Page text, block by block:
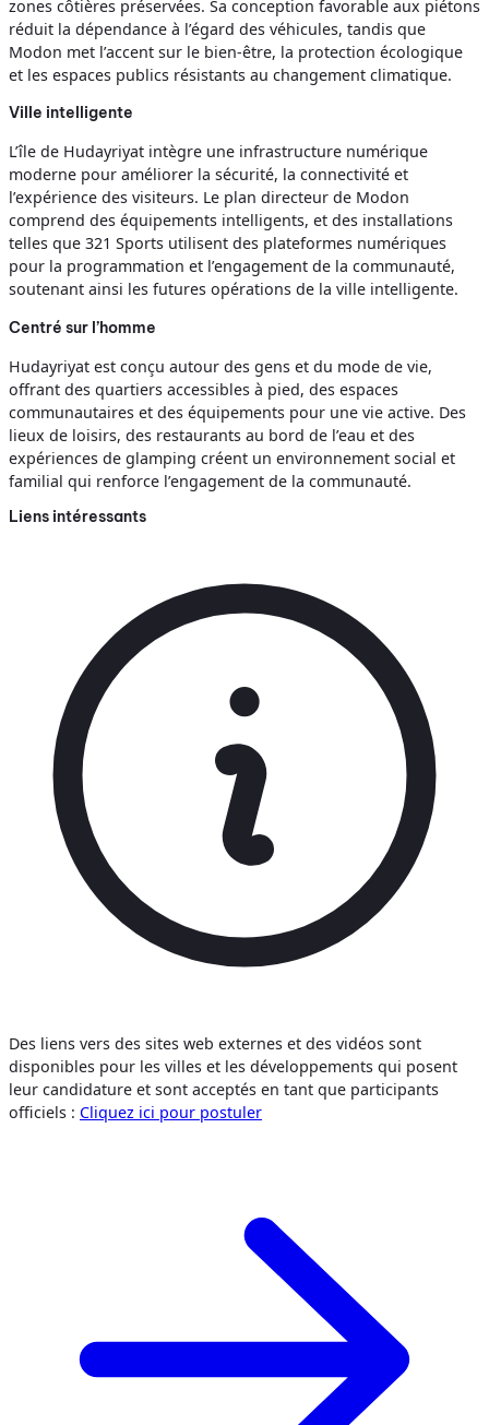
zones côtières préservées. Sa conception favorable aux piétons
réduit la dépendance à l’égard des véhicules, tandis que
Modon met l’accent sur le bien-être, la protection écologique
et les espaces publics résistants au changement climatique.
Ville intelligente
L’île de Hudayriyat intègre une infrastructure numérique
moderne pour améliorer la sécurité, la connectivité et
l’expérience des visiteurs. Le plan directeur de Modon
comprend des équipements intelligents, et des installations
telles que 321 Sports utilisent des plateformes numériques
pour la programmation et l’engagement de la communauté,
soutenant ainsi les futures opérations de la ville intelligente.
Centré sur l’homme
Hudayriyat est conçu autour des gens et du mode de vie,
offrant des quartiers accessibles à pied, des espaces
communautaires et des équipements pour une vie active. Des
lieux de loisirs, des restaurants au bord de l’eau et des
expériences de glamping créent un environnement social et
familial qui renforce l’engagement de la communauté.
Liens intéressants
Des liens vers des sites web externes et des vidéos sont
disponibles pour les villes et les développements qui posent
leur candidature et sont acceptés en tant que participants
officiels : Cliquez ici pour postuler